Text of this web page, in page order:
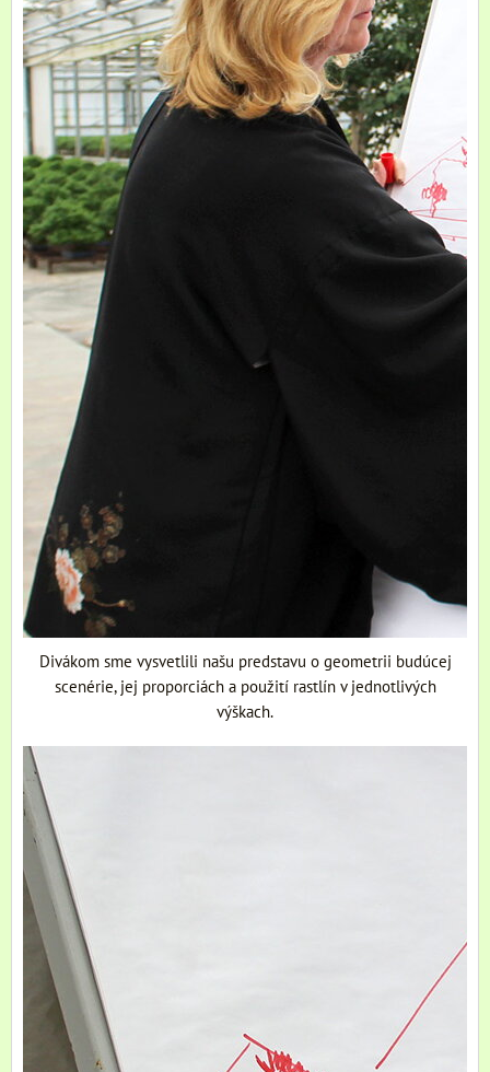
Divákom sme vysvetlili našu predstavu o geometrii budúcej
scenérie, jej proporciách a použití rastlín v jednotlivých
výškach.